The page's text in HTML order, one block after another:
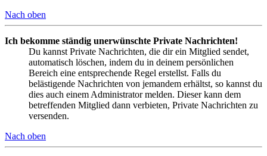
Nach oben
Ich bekomme ständig unerwünschte Private Nachrichten!
Du kannst Private Nachrichten, die dir ein Mitglied sendet,
automatisch löschen, indem du in deinem persönlichen
Bereich eine entsprechende Regel erstellst. Falls du
belästigende Nachrichten von jemandem erhältst, so kannst du
dies auch einem Administrator melden. Dieser kann dem
betreffenden Mitglied dann verbieten, Private Nachrichten zu
versenden.
Nach oben